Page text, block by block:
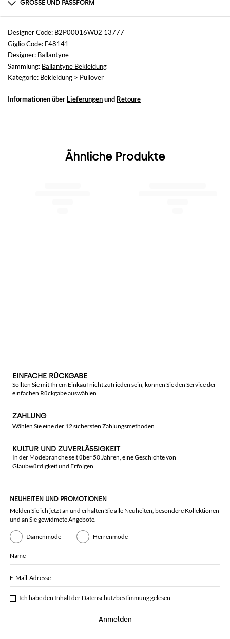
GRÖSSE UND PASSFORM
Größen
nicht verfügbar
Größe und Passform
Normale Passform
Designer Code: B2P00016W02 13777
Giglio Code: F48141
Designer: Ballantyne
Sammlung: Ballantyne Bekleidung
Kategorie: Bekleidung > Pullover
Informationen über Lieferungenund Retoure
Ähnliche Produkte
EINFACHE RÜCKGABE
Sollten Sie mit Ihrem Einkauf nicht zufrieden sein, können Sie den Service der
einfachen Rückgabe auswählen
ZAHLUNG
Wählen Sie eine der 12 sichersten Zahlungsmethoden
KULTUR UND ZUVERLÄSSIGKEIT
In der Modebranche seit über 50 Jahren, eine Geschichte von
Glaubwürdigkeit und Erfolgen
NEUHEITEN UND PROMOTIONEN
Melden Sie ich jetzt an und erhalten Sie alle Neuheiten, besondere Kollektionen
und an Sie gewidmete Angebote.
Damenmode Herrenmode
Name
E-Mail-Adresse
Ich habe den Inhalt der Datenschutzbestimmunggelesen
Anmelden